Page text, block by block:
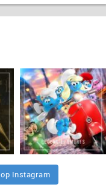
Instagram